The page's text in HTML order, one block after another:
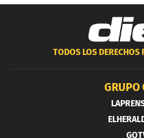
TODOS LOS DERECHOS
GRUPO